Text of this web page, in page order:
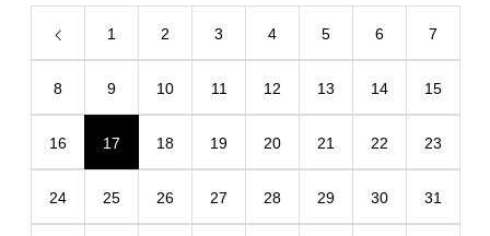
1 2 3 4 5 6 7
8 9 10 11 12 13 14 15
16 17 18 19 20 21 22 23
24 25 26 27 28 29 30 31